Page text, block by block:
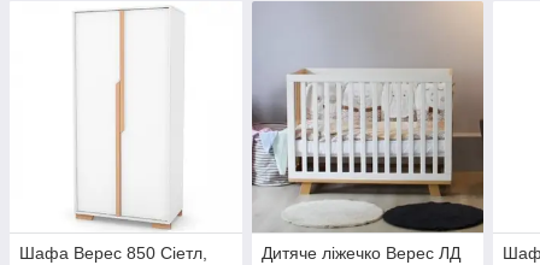
Шафа Верес 850 Сіетл,
Дитяче ліжечко Верес ЛД